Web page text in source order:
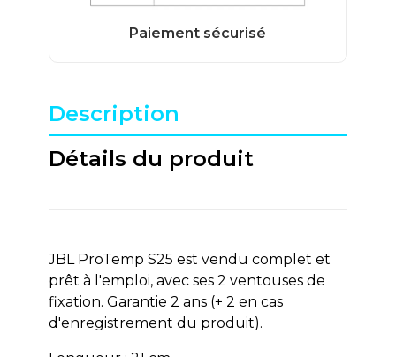
Description
Détails du produit
JBL ProTemp S25 est vendu complet et
prêt à l'emploi, avec ses 2 ventouses de
fixation. Garantie 2 ans (+ 2 en cas
d'enregistrement du produit).